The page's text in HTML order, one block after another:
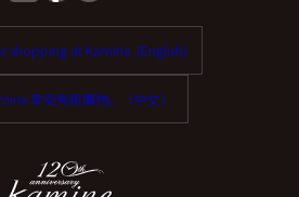
shopping at Kamine. (English)
享受免稅購物。（中文）